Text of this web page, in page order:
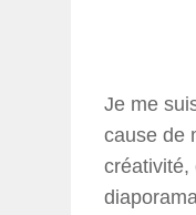
Je me
cause de
créativité,